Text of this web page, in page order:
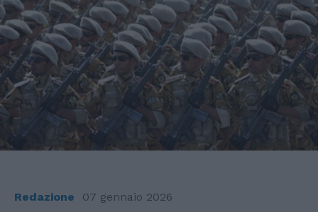
Redazione 07 gennaio 2026